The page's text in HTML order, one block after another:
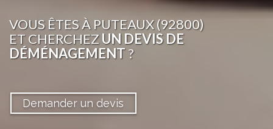
VOUS ÊTESÀ PUTEAUX (92800)
ET CHERCHEZUN DEVIS DE
DÉMÉNAGEMENT?
Demander un devis